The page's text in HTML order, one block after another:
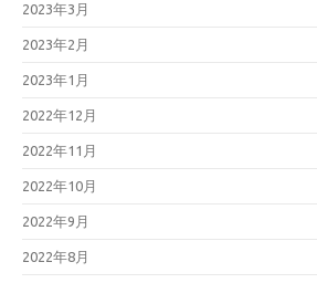
2023年3月
2023年2月
2023年1月
2022年12月
2022年11月
2022年10月
2022年9月
2022年8月